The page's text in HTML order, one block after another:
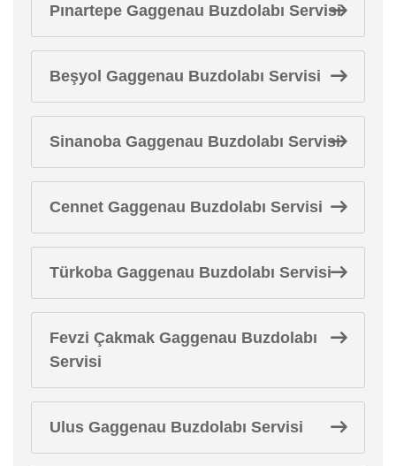
Pınartepe Gaggenau Buzdolabı Servisi
Beşyol Gaggenau Buzdolabı Servisi
Sinanoba Gaggenau Buzdolabı Servisi
Cennet Gaggenau Buzdolabı Servisi
Türkoba Gaggenau Buzdolabı Servisi
Fevzi Çakmak Gaggenau Buzdolabı
Servisi
Ulus Gaggenau Buzdolabı Servisi